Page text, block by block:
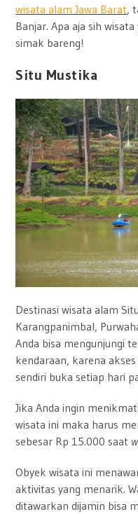
wisata alam Jawa Barat,
Banjar. Apa aja sih
simak bareng!
Situ Mustika
Destinasi wisata alam
Karangpanimbal,
Anda bisa mengunjungi
kendaraan, karena
sendiri buka setiap hari
Jika Anda ingin
wisata ini maka harus
sebesar Rp 15.000 saat
Obyek wisata ini
aktivitas yang menarik.
ditawarkan dijamin bisa